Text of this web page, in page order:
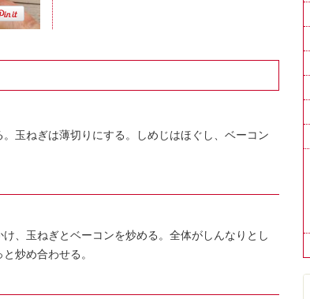
玉ねぎは薄切りにする。しめじはほぐし、ベーコン
、玉ねぎとベーコンを炒める。全体がしんなりとし
炒め合わせる。